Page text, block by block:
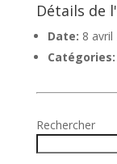
Détails de
Date: 8 avril
Catégories:
Rechercher